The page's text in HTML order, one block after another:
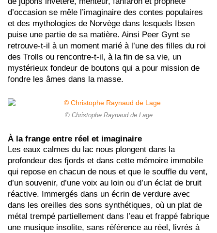
d’occasion se mêle l’imaginaire des contes populaires
et des mythologies de Norvège dans lesquels Ibsen
puise une partie de sa matière. Ainsi Peer Gynt se
retrouve-t-il à un moment marié à l’une des filles du roi
des Trolls ou rencontre-t-il, à la fin de sa vie, un
mystérieux fondeur de boutons qui a pour mission de
fondre les âmes dans la masse.
© Christophe Raynaud de Lage
À la frange entre réel et imaginaire
Les eaux calmes du lac nous plongent dans la
profondeur des fjords et dans cette mémoire immobile
qui repose en chacun de nous et que le souffle du vent,
d’un souvenir, d’une voix au loin ou d’un éclat de bruit
réactive. Immergés dans un écrin de verdure avec
dans les oreilles des sons synthétiques, où un plat de
métal trempé partiellement dans l’eau et frappé fabrique
une musique insolite, sans référence au réel, livrés à